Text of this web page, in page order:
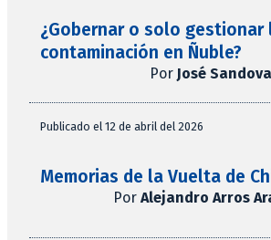
¿Gobernar o solo gestionar
contaminación en Ñuble?
Por José
Publicado el 12 de abril del 2026
Memorias de la Vuelta de
Por Alejandro Arros